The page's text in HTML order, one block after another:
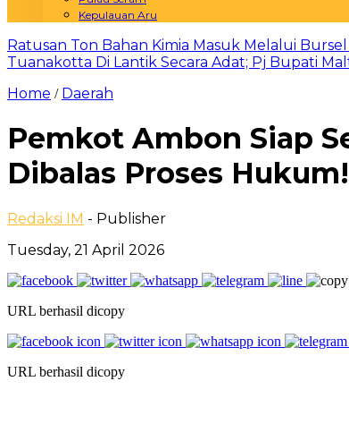
Kepulauan Aru
Ratusan Ton Bahan Kimia Masuk Melalui Bursel
Tuanakotta Di Lantik Secara Adat; Pj Bupati
Home / Daerah
Pemkot Ambon Siap
Dibalas Proses Hukum!
Redaksi IM - Publisher
Tuesday, 21 April 2026
URL berhasil dicopy
URL berhasil dicopy